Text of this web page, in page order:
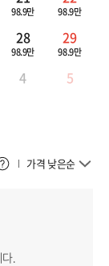
98.9만 98.9만
28
98.9만
29
98.9만
4 5
가격 낮은순
.